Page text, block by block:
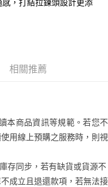
哥付你分期系統評分，恕無
下簡稱本公司）所提供，讓
並由商店將買賣／分期付款
單繳交帳款。
係目的，商店將以您的個人
大進項蒐集、處理及利用，
、核對及更正。
oppay.tw/userRule
。
。
成結帳。
若您需要取消訂單，請聯絡
為有效，需透過AFTEE先享
頁面顯示為準，若有關於
，請聯繫「AFTEE先享後付
support/home
不提供京站紙袋，取件時
，打結拉鍊頭設計更添
相關推薦
本商品資訊等規範。若您不
用線上預購之服務時，則視
存同步，若有缺貨或貨源不
成立且退還款項，若無法接